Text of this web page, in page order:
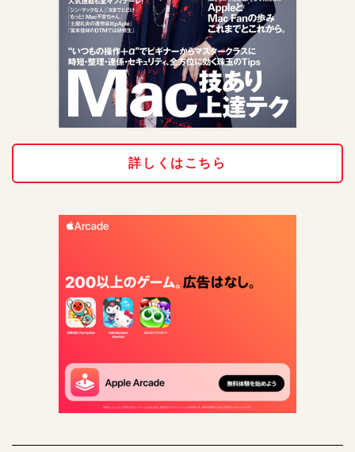
詳しくはこちら